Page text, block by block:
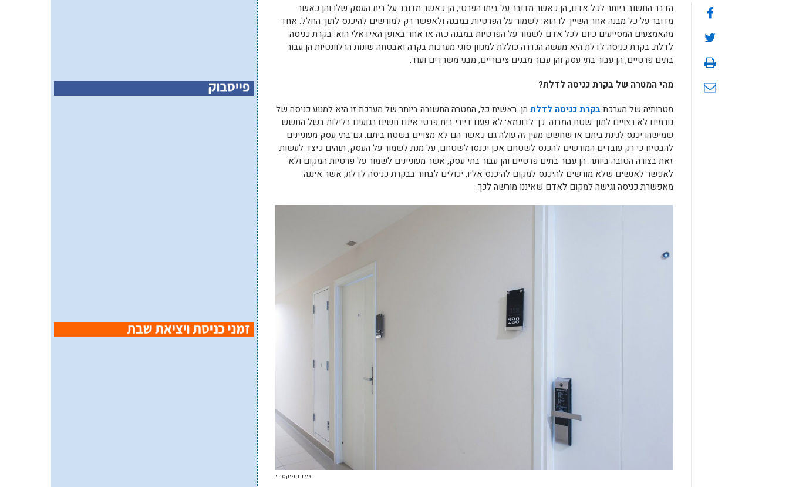
הדבר החשוב ביותר לכל אדם, הן כאשר מדובר על ביתו הפרטי, הן כאשר מדובר על בית העסק שלו והן כאשר
מדובר על כל מבנה אחר השייך לו הוא: לשמור על הפרטיות במבנה ולאפשר רק למורשים להיכנס לתוך החלל. אחד
מהאמצעים המסייעים כיום לכל אדם לשמור על הפרטיות במבנה כזה או אחר באופן האידאלי הוא: בקרת כניסה
לדלת. בקרת כניסה לדלת היא מעשה הגדרה כוללת למגוון סוגי מערכות בקרה ואבטחה שונות הרלוונטיות הן עבור
בתים פרטיים, הן עבור בתי עסק והן עבור מבנים ציבוריים, מבני משרדים ועוד.
מהי המטרה של בקרת כניסה לדלת?
מטרותיה של מערכתבקרת כניסה לדלת הן: ראשית כל, המטרה החשובה ביותר של מערכת זו היא למנוע כניסה של
גורמים לא רצויים לתוך שטח המבנה. כך לדוגמא: לא פעם דיירי בית פרטי אינם חשים רגועים בלילות בשל החשש
שמישהו יכנס לגינת ביתם או שחשש מעין זה עולה גם כאשר הם לא מצויים בשטח ביתם. גם בתי עסק מעוניינים
להבטיח כי רק עובדים המורשים להכנס לשטחם אכן יכנסו לשטחם, על מנת לשמור על העסק, תוהים כיצד לעשות
זאת בצורה הטובה ביותר. הן עבור בתים פרטיים והן עבור בתי עסק, אשר מעוניינים לשמור על פרטיות המקום ולא
לאפשר לאנשים שלא מורשים להיכנס למקום להיכנס אליו, יכולים לבחור בבקרת כניסה לדלת, אשר איננה
מאפשרת כניסה וגישה למקום לאדם שאיננו מורשה לכך.
צילום: פיקסביי